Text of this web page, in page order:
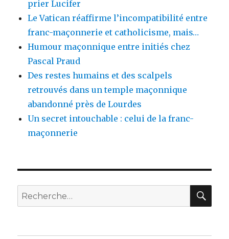
prier Lucifer
Le Vatican réaffirme l’incompatibilité entre
franc-maçonnerie et catholicisme, mais…
Humour maçonnique entre initiés chez
Pascal Praud
Des restes humains et des scalpels
retrouvés dans un temple maçonnique
abandonné près de Lourdes
Un secret intouchable : celui de la franc-
maçonnerie
Recherche
pour